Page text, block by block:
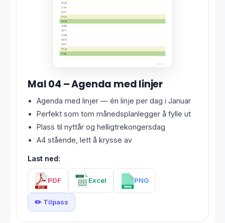
Mal 04 – Agenda med linjer
Agenda med linjer — én linje per dag i Januar
Perfekt som tom månedsplanlegger å fylle ut
Plass til nyttår og helligtrekongersdag
A4 stående, lett å krysse av
Last ned:
PDF Excel PNG
✏️ Tilpass